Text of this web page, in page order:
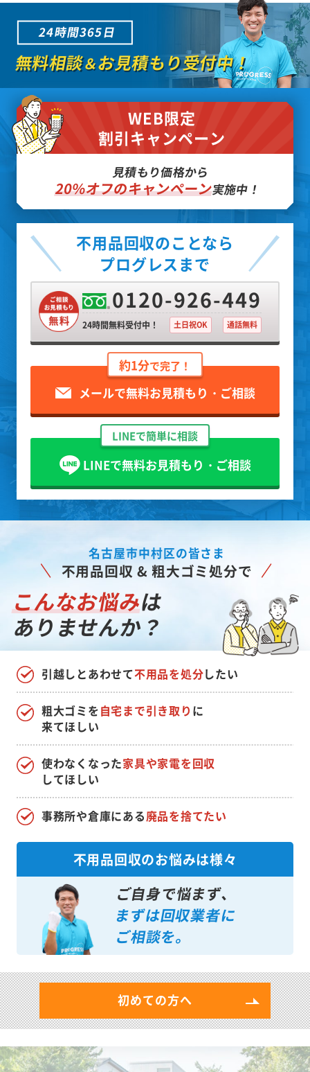
24時間365日
無料相談＆お見積もり受付中！
WEB限定
割引キャンペーン
見積もり価格から
20%オフのキャンペーン実施中！
不用品回収のことなら
プログレスまで
0120-926-449
24時間無料受付中！ 土日祝OK 通話無料
約1分で完了！
メールで無料お見積もり・ご相談
LINEで簡単に相談
LINEで無料お見積もり・ご相談
名古屋市中村区の皆さま
不用品回収 & 粗大ゴミ処分で
こんなお悩みは
ありませんか？
引越しとあわせて不用品を処分したい
使わなくなった家具や家電を回収
してほしい
粗大ゴミを自宅まで引き取り に
来てほしい
事務所や倉庫にある廃品を捨てたい
不用品回収のお悩みは様々
ご自身で悩まず、
まずは回収業者に
ご相談を。
初めての方へ